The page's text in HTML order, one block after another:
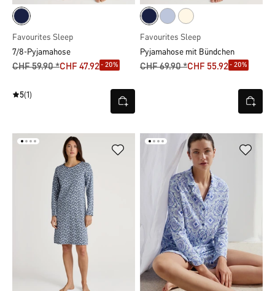
Favourites Sleep
7/8-Pyjamahose
CHF 59.90 *CHF 47.92- 20%
5(1)
Favourites Sleep
Pyjamahose mit Bündchen
CHF 69.90 *CHF 55.92- 20%